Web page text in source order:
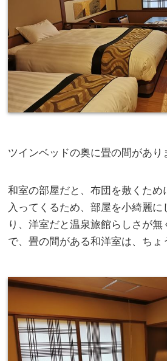
ツインベッドの奥に畳の間があり
和室の部屋だと、布団を敷くため
入ってくるため、部屋を小綺麗に
り、洋室だと温泉旅館らしさが
で、畳の間がある和洋室は、ち